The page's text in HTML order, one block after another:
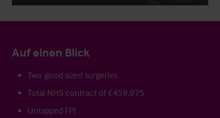
Auf einen Blick
Two good sized surgeries
Total NHS contract of £459,975
Untapped FPI